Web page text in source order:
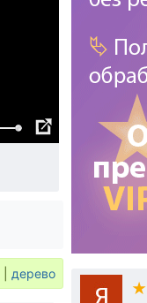
★
дерево